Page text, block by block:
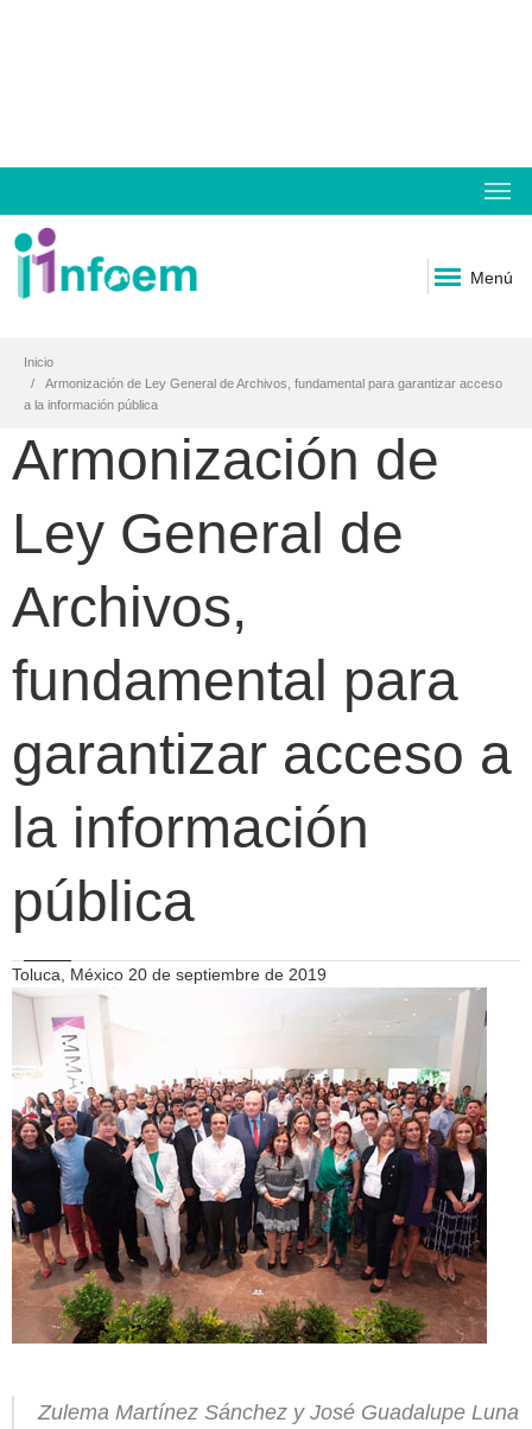
Menú
Inicio
Armonización de Ley General de Archivos, fundamental para garantizar acceso
a la información pública
Armonización de
Ley General de
Archivos,
fundamental para
garantizar acceso a
la información
pública
Toluca, México 20 de septiembre de 2019
Zulema Martínez Sánchez y José Guadalupe Luna